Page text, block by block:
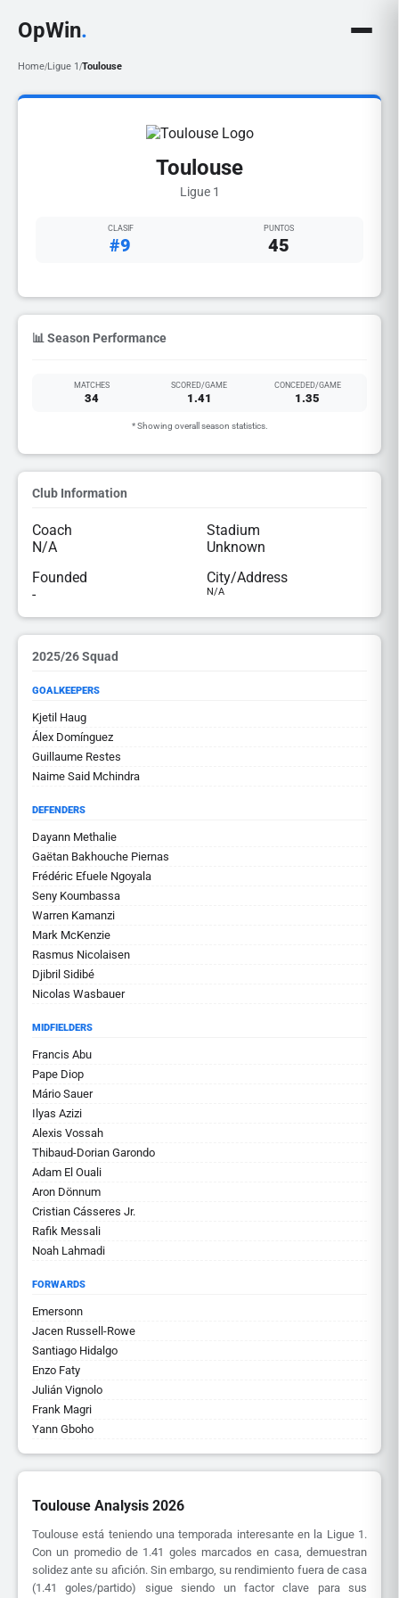
OpWin.
Home/Ligue 1 /Toulouse
Toulouse
Ligue 1
CLASIF
#9
PUNTOS
45
📊 Season Performance
MATCHES
34
SCORED/GAME
1.41
CONCEDED/GAME
1.35
* Showing overall season statistics.
Club Information
Coach
N/A
Stadium
Unknown
Founded
-
City/Address
N/A
2025/26 Squad
GOALKEEPERS
Kjetil Haug
Álex Domínguez
Guillaume Restes
Naime Said Mchindra
DEFENDERS
Dayann Methalie
Gaëtan Bakhouche Piernas
Frédéric Efuele Ngoyala
Seny Koumbassa
Warren Kamanzi
Mark McKenzie
Rasmus Nicolaisen
Djibril Sidibé
Nicolas Wasbauer
MIDFIELDERS
Francis Abu
Pape Diop
Mário Sauer
Ilyas Azizi
Alexis Vossah
Thibaud-Dorian Garondo
Adam El Ouali
Aron Dönnum
Cristian Cásseres Jr.
Rafik Messali
Noah Lahmadi
FORWARDS
Emersonn
Jacen Russell-Rowe
Santiago Hidalgo
Enzo Faty
Julián Vignolo
Frank Magri
Yann Gboho
Toulouse Analysis 2026
Toulouse está teniendo una temporada interesante en la Ligue 1.
Con un promedio de 1.41 goles marcados en casa, demuestran
solidez ante su afición. Sin embargo, su rendimiento fuera de casa
(1.41 goles/partido) sigue siendo un factor clave para sus